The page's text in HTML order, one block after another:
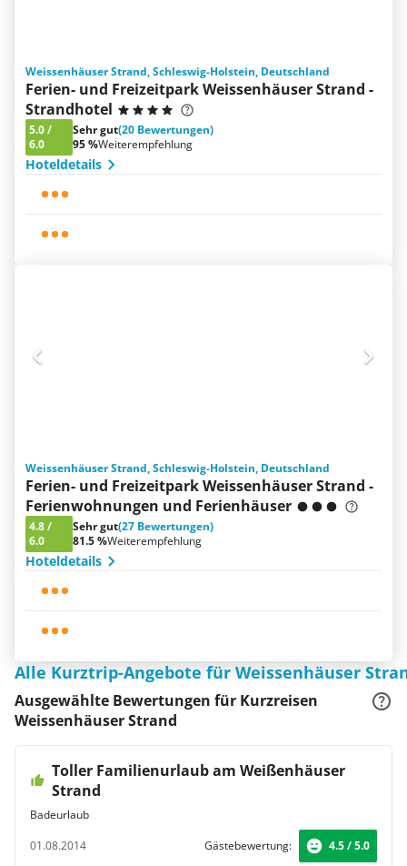
Weissenhäuser Strand, Schleswig-Holstein, Deutschland
Ferien- und Freizeitpark Weissenhäuser Strand -
Strandhotel
5.0/
6.0
Sehr gut(20 Bewertungen)
95 %Weiterempfehlung
Hoteldetails
Weissenhäuser Strand, Schleswig-Holstein, Deutschland
Ferien- und Freizeitpark Weissenhäuser Strand -
Ferienwohnungen und Ferienhäuser
4.8/
6.0
Sehr gut(27 Bewertungen)
81.5 %Weiterempfehlung
Hoteldetails
Alle Kurztrip-Angebote für Weissenhäuser
Ausgewählte Bewertungen für Kurzreisen
Weissenhäuser Strand
Toller Familienurlaub am Weißenhäuser
Strand
Badeurlaub
01.08.2014
Gästebewertung: 4.5 / 5.0